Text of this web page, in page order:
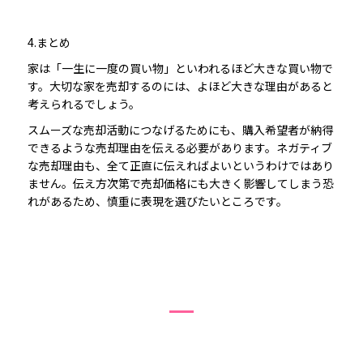
4.まとめ
家は「一生に一度の買い物」といわれるほど大きな買い物で
す。大切な家を売却するのには、よほど大きな理由があると
考えられるでしょう。
スムーズな売却活動につなげるためにも、購入希望者が納得
できるような売却理由を伝える必要があります。ネガティブ
な売却理由も、全て正直に伝えればよいというわけではあり
ません。伝え方次第で売却価格にも大きく影響してしまう恐
れがあるため、慎重に表現を選びたいところです。